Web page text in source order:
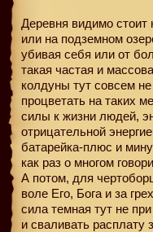
Деревня видимо стоит
или на подземном
убивая себя или от
такая частая и
колдуны тут совсем
процветать на таких
силы к жизни людей,
отрицательной
батарейка-плюс и
как раз о многом
А потом, для
воле Его, Бога и за
сила темная тут не
и сваливать расплату